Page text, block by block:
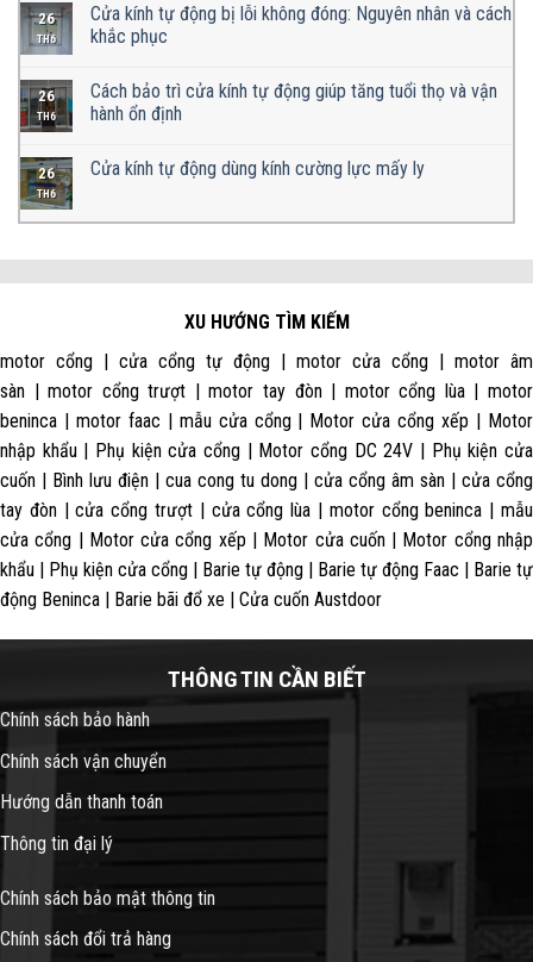
26
TH6
Cửa kính tự động bị lỗi không đóng: Nguyên nhân và cách
khắc phục
26
TH6
Cách bảo trì cửa kính tự động giúp tăng tuổi thọ và vận
hành ổn định
26
TH6
Cửa kính tự động dùng kính cường lực mấy ly
XU HƯỚNG TÌM KIẾM
motor cổng | cửa cổng tự động | motor cửa cổng | motor âm
sàn | motor cổng trượt | motor tay đòn | motor cổng lùa | motor
beninca | motor faac | mẫu cửa cổng | Motor cửa cổng xếp | Motor
nhập khẩu | Phụ kiện cửa cổng | Motor cổng DC 24V | Phụ kiện cửa
cuốn | Bình lưu điện | cua cong tu dong | cửa cổng âm sàn | cửa cổng
tay đòn | cửa cổng trượt | cửa cổng lùa | motor cổng beninca | mẫu
cửa cổng | Motor cửa cổng xếp | Motor cửa cuốn | Motor cổng nhập
khẩu | Phụ kiện cửa cổng | Barie tự động | Barie tự động Faac | Barie tự
động Beninca | Barie bãi đổ xe | Cửa cuốn Austdoor
THÔNG TIN CẦN BIẾT
Chính sách bảo hành
Chính sách vận chuyển
Hướng dẫn thanh toán
Thông tin đại lý
Chính sách bảo mật thông tin
Chính sách đổi trả hàng